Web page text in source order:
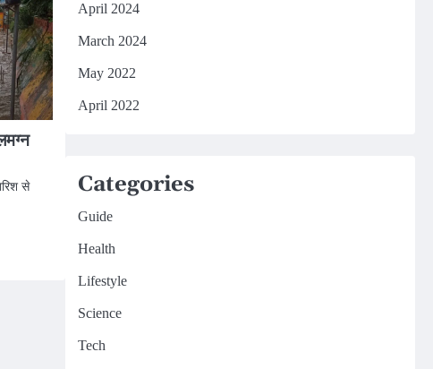
से
April 2024
March 2024
May 2022
April 2022
Categories
Guide
Health
Lifestyle
Science
Tech